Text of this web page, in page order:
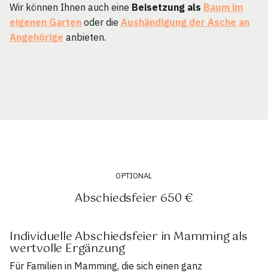
Wir können Ihnen auch eine Beisetzung als Baum im
eigenen Garten oder die Aushändigung der Asche an
Angehörige anbieten.
OPTIONAL
Abschiedsfeier 650 €
Individuelle Abschiedsfeier in Mamming als
wertvolle Ergänzung
Für Familien in Mamming, die sich einen ganz